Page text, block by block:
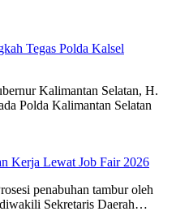
Tegas Polda Kalsel
Kalimantan Selatan, H.
Polda Kalimantan Selatan
Kerja Lewat Job Fair 2026
penabuhan tambur oleh
Sekretaris Daerah…